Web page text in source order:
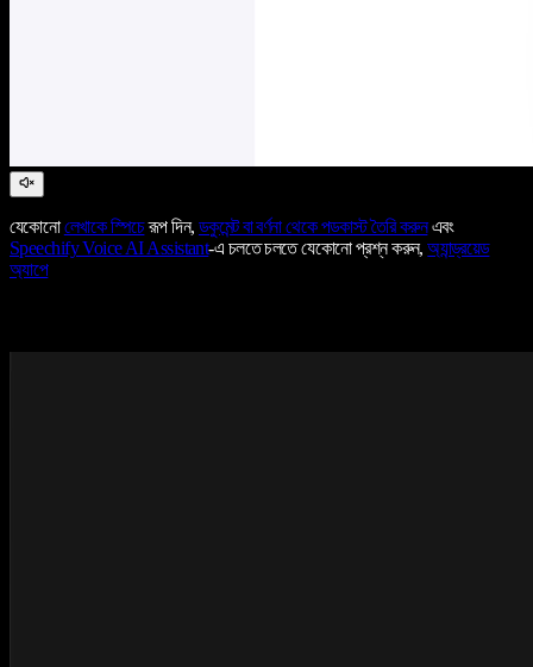
যেকোনোলেখাকে স্পিচেরূপ দিন, ডকুমেন্ট বা বর্ণনা থেকে পডকাস্ট তৈরি করুনএবং
Speechify Voice AI Assistant-এ চলতে চলতে যেকোনো প্রশ্ন করুন,অ্যান্ড্রয়েড
অ্যাপে